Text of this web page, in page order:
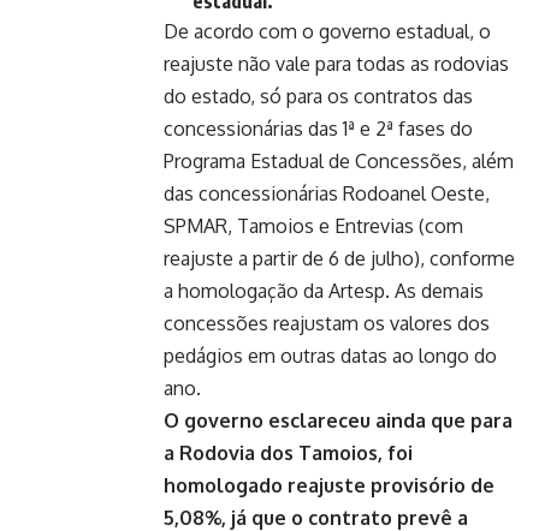
De acordo com o governo estadual, o
reajuste não vale para todas as rodovias
do estado, só para os contratos das
concessionárias das 1ª e 2ª fases do
Programa Estadual de Concessões, além
das concessionárias Rodoanel Oeste,
SPMAR, Tamoios e Entrevias (com
reajuste a partir de 6 de julho), conforme
a homologação da Artesp. As demais
concessões reajustam os valores dos
pedágios em outras datas ao longo do
ano.
O governo esclareceu ainda que para
a Rodovia dos Tamoios, foi
homologado reajuste provisório de
5,08%, já que o contrato prevê a